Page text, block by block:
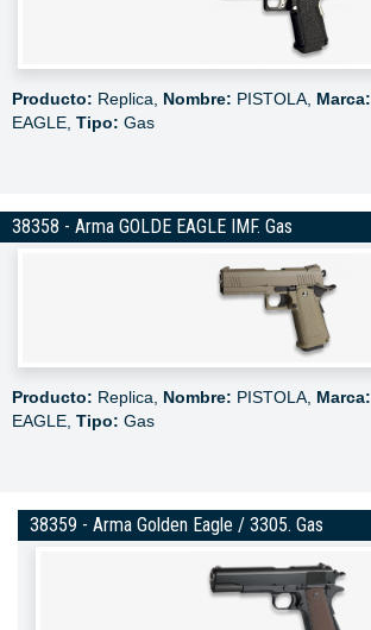
Producto: Replica, Nombre: PISTOLA, Marca:
EAGLE, Tipo: Gas
38358 - Arma GOLDE EAGLE IMF. Gas
Producto: Replica, Nombre: PISTOLA, Marca:
EAGLE, Tipo: Gas
38359 - Arma Golden Eagle / 3305. Gas